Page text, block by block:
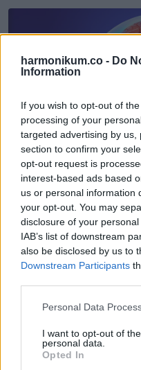
harmonikum.co - Do
Information
If you wish to opt-out of
processing of your
targeted advertising by
section to confirm your
opt-out request is
interest-based ads based
us or personal information
your opt-out. You may
disclosure of your
IAB’s list of downstream
also be disclosed by us to
Downstream Participants
Please note that this
not limited to your visit or
grant or deny consent to
use your data for below
Personal Data
I want to opt-out of
personal data.
Opted In
Ha a demenciát időben
lehetőség nyílik. El lehet
amelyek lassíthatják a
pénzügyi és személyes
bevezethetők az agyat
klinikai kutatásokat is.
Teljes gyógymód jelenleg